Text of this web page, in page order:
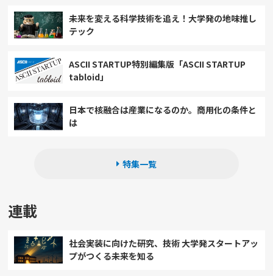
未来を変える科学技術を追え！大学発の地味推し
テック
ASCII STARTUP特別編集版「ASCII STARTUP
tabloid」
日本で核融合は産業になるのか。商用化の条件と
は
特集一覧
連載
社会実装に向けた研究、技術 大学発スタートアッ
プがつくる未来を知る